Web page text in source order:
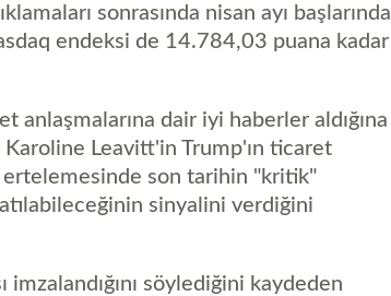
sonrasında nisan ayı başlarında
endeksi de 14.784,03 puana kadar
anlaşmalarına dair iyi haberler aldığına
Leavitt'in Trump'ın ticaret
ertelemesinde son tarihin "kritik"
sinyalini verdiğini
söylediğini kaydeden